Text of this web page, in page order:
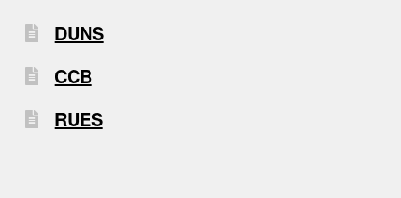
DUNS
CCB
RUES